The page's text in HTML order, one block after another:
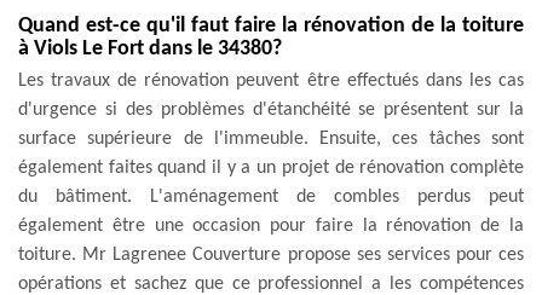
Quand est-ce qu'il faut faire la rénovation de la toiture
à Viols Le Fort dans le 34380?
Les travaux de rénovation peuvent être effectués dans les cas
d'urgence si des problèmes d'étanchéité se présentent sur la
surface supérieure de l'immeuble. Ensuite, ces tâches sont
également faites quand il y a un projet de rénovation complète
du bâtiment. L'aménagement de combles perdus peut
également être une occasion pour faire la rénovation de la
toiture. Mr Lagrenee Couverture propose ses services pour ces
opérations et sachez que ce professionnel a les compétences